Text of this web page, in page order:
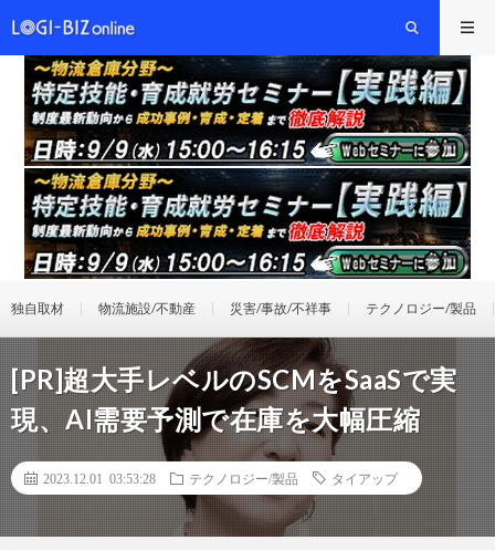
独自取材 物流施設/不動産 災害/事故/不祥事 テクノロジー/製品
[PR]超大手レベルのSCMをSaaSで実
現、AI需要予測で在庫を大幅圧縮
2023.12.01 03:53:28 テクノロジー/製品 タイアップ